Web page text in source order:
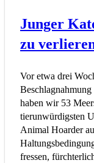
Junger
zu
Vor etwa drei
haben wir 53
tierunwürdigsten
Animal Hoarder
fressen,